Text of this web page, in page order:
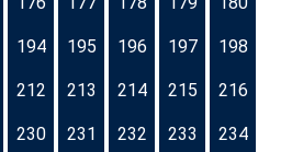
194 195 196 197 198
212 213 214 215 216
230 231 232 233 234